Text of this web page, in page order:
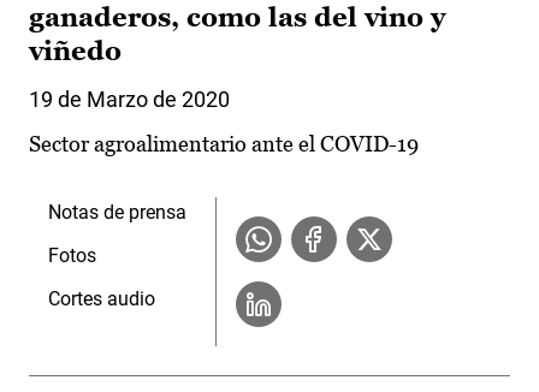
ganaderos, como las del vino y
viñedo
19 de Marzo de 2020
Sector agroalimentario ante el COVID-19
Notas de prensa
Fotos
Cortes audio